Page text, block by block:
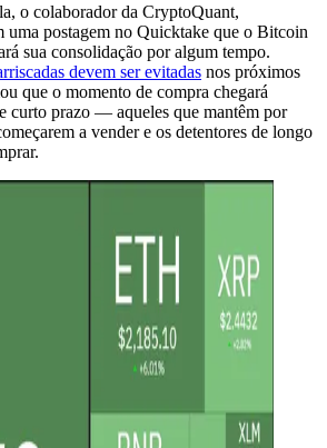
o colaborador da CryptoQuant,
uma postagem no Quicktake que o Bitcoin
sua consolidação por algum tempo.
devem ser evitadas nos próximos
que o momento de compra chegará
curto prazo — aqueles que mantêm por
a vender e os detentores de longo